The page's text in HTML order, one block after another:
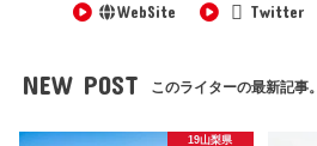
WebSite Twitter
NEW POST このライターの最新記事。
19山梨県